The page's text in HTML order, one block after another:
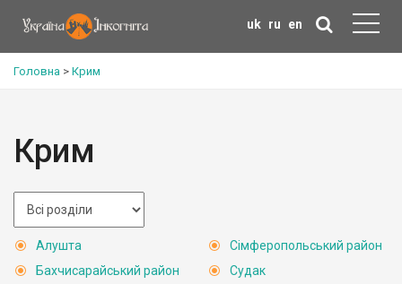
uk ru en
Головна > Крим
Крим
Алушта
Бахчисарайський район
Сімферопольський район
Судак